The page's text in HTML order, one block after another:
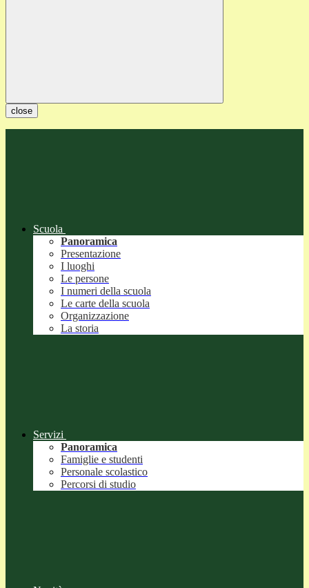
close
Scuola
Panoramica
Presentazione
I luoghi
Le persone
I numeri della scuola
Le carte della scuola
Organizzazione
La storia
Servizi
Panoramica
Famiglie e studenti
Personale scolastico
Percorsi di studio